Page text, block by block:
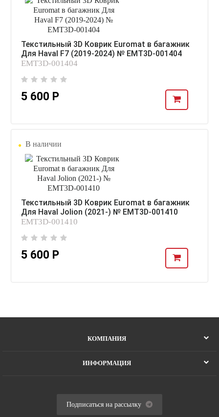
Текстильный 3D Коврик Euromat в багажник
Для Haval F7 (2019-2024) № EMT3D-001404
EMT3D-001404
5 600 Р
В наличии
Текстильный 3D Коврик Euromat в багажник
Для Haval Jolion (2021-) № EMT3D-001410
EMT3D-001410
5 600 Р
КОМПАНИЯ
ИНФОРМАЦИЯ
Подписаться на рассылку